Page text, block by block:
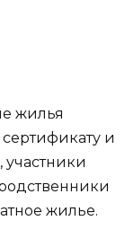
жилья
и
участники
жилье.